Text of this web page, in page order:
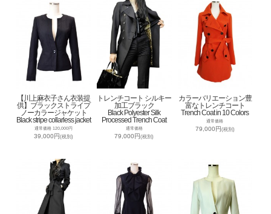
【川上麻衣子さん衣装提
供】ブラックストライプ
ノーカラージャケット
Black stripe collarless jacket
通常価格 120,000円
39,000円(税別)
トレンチコート シルキー
加工ブラック
Black Polyester Silk
Processed Trench Coat
通常価格
79,000円(税別)
カラーバリエーション豊
富なトレンチコート
Trench Coat in 10 Colors
通常価格
79,000円(税別)